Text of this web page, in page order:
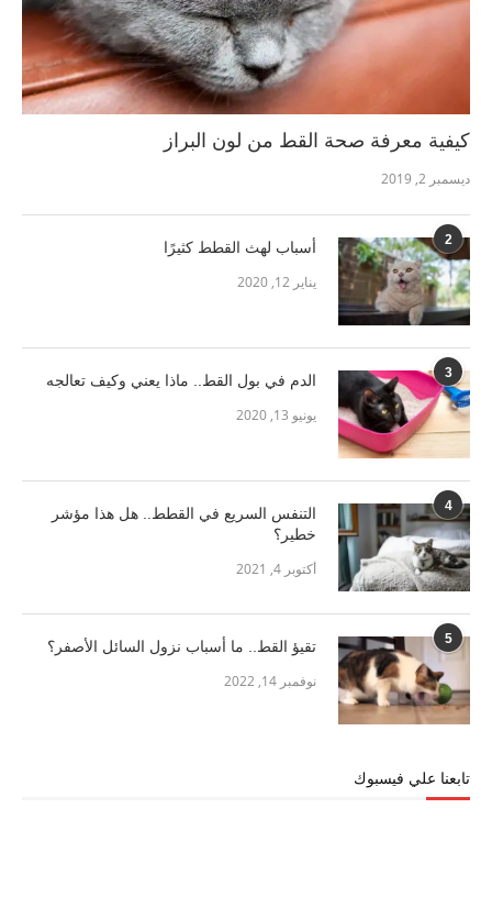
كيفية معرفة صحة القط من لون البراز
ديسمبر 2, 2019
2 أسباب لهث القطط كثيرًا
يناير 12, 2020
3 الدم في بول القط.. ماذا يعني وكيف تعالجه
يونيو 13, 2020
4
التنفس السريع في القطط.. هل هذا مؤشر
خطير؟
أكتوبر 4, 2021
5 تقيؤ القط.. ما أسباب نزول السائل الأصفر؟
نوفمبر 14, 2022
تابعنا علي فيسبوك